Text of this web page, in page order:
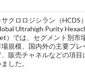
クロロジシラン（HCDS
Ultrahigh Purity
）では、セグメント別市
規模、国内外の主要プレ
販売チャネルなどの項目
した。